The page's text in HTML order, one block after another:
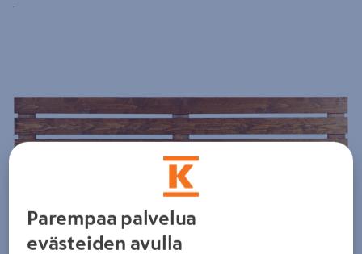
Yksityiskohtainen kuvaus löytyy Tuotteen kuvaus -
Parempaa palvelua
evästeiden avulla